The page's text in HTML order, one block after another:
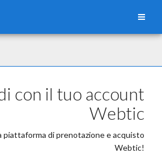
con il tuo account
Webtic
piattaforma di prenotazione e acquisto
Webtic!